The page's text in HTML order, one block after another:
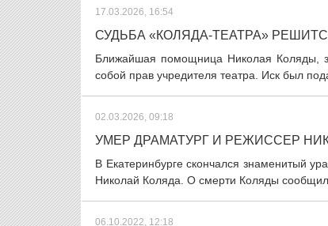
17.03.2026, 16:54
СУДЬБА «КОЛЯДА-ТЕАТРА»
Ближайшая помощница Николая Коляды,
собой прав учредителя театра. Иск был
02.03.2026, 09:18
УМЕР ДРАМАТУРГ И РЕЖИССЕР
В Екатеринбурге скончался знаменитый
Николай Коляда. О смерти Коляды сообщил
06.10.2022, 12:18